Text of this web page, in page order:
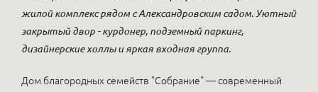
жилой комплекс рядом с Александровским садом. Уютный
закрытый двор - курдонер, подземный паркинг,
дизайнерские холлы и яркая входная группа.
Дом благородных семейств "Собрание" — современный